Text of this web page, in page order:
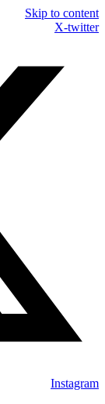
Skip to content
X-twitter
Instagram